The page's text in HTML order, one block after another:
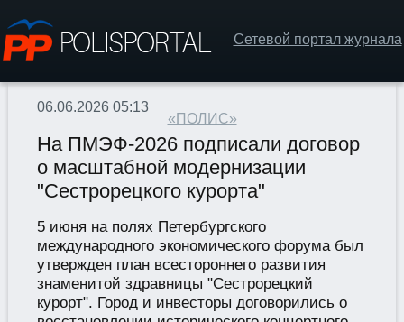
Сетевой портал журнала
«ПОЛИС»
06.06.2026 05:13
На ПМЭФ-2026 подписали договор
о масштабной модернизации
"Сестрорецкого курорта"
5 июня на полях Петербургского
международного экономического форума был
утвержден план всестороннего развития
знаменитой здравницы "Сестрорецкий
курорт". Город и инвесторы договорились о